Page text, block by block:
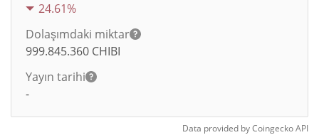
24.61%
Dolaşımdaki miktar
999.845.360 CHIBI
Yayın tarihi
-
Data provided byCoingeckoAPI